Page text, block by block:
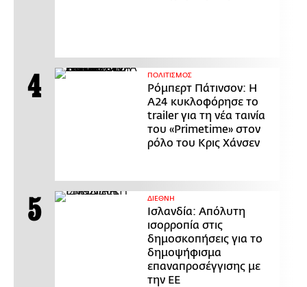
ΠΟΛΙΤΙΣΜΟΣ
Ρόμπερτ Πάτινσον: Η
Α24 κυκλοφόρησε το
trailer για τη νέα ταινία
του «Primetime» στον
ρόλο του Κρις Χάνσεν
ΔΙΕΘΝΗ
Ισλανδία: Απόλυτη
ισορροπία στις
δημοσκοπήσεις για το
δημοψήφισμα
επαναπροσέγγισης με
την ΕΕ